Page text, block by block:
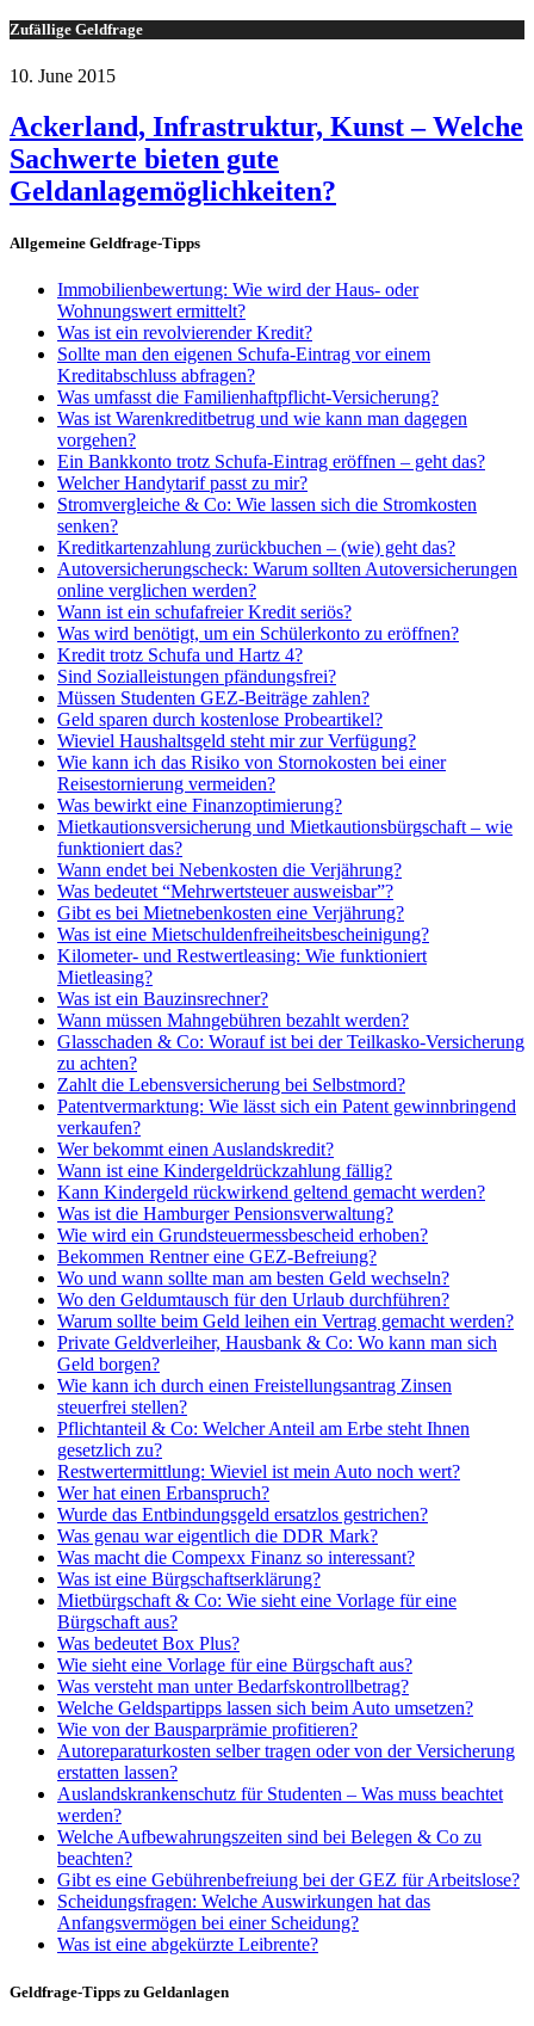
Zufällige Geldfrage
10. June 2015
Ackerland, Infrastruktur, Kunst – Welche
Sachwerte bieten gute
Geldanlagemöglichkeiten?
Allgemeine Geldfrage-Tipps
Immobilienbewertung: Wie wird der Haus- oder
Wohnungswert ermittelt?
Was ist ein revolvierender Kredit?
Sollte man den eigenen Schufa-Eintrag vor einem
Kreditabschluss abfragen?
Was umfasst die Familienhaftpflicht-Versicherung?
Was ist Warenkreditbetrug und wie kann man dagegen
vorgehen?
Ein Bankkonto trotz Schufa-Eintrag eröffnen – geht das?
Welcher Handytarif passt zu mir?
Stromvergleiche & Co: Wie lassen sich die Stromkosten
senken?
Kreditkartenzahlung zurückbuchen – (wie) geht das?
Autoversicherungscheck: Warum sollten Autoversicherungen
online verglichen werden?
Wann ist ein schufafreier Kredit seriös?
Was wird benötigt, um ein Schülerkonto zu eröffnen?
Kredit trotz Schufa und Hartz 4?
Sind Sozialleistungen pfändungsfrei?
Müssen Studenten GEZ-Beiträge zahlen?
Geld sparen durch kostenlose Probeartikel?
Wieviel Haushaltsgeld steht mir zur Verfügung?
Wie kann ich das Risiko von Stornokosten bei einer
Reisestornierung vermeiden?
Was bewirkt eine Finanzoptimierung?
Mietkautionsversicherung und Mietkautionsbürgschaft – wie
funktioniert das?
Wann endet bei Nebenkosten die Verjährung?
Was bedeutet “Mehrwertsteuer ausweisbar”?
Gibt es bei Mietnebenkosten eine Verjährung?
Was ist eine Mietschuldenfreiheitsbescheinigung?
Kilometer- und Restwertleasing: Wie funktioniert
Mietleasing?
Was ist ein Bauzinsrechner?
Wann müssen Mahngebühren bezahlt werden?
Glasschaden & Co: Worauf ist bei der Teilkasko-Versicherung
zu achten?
Zahlt die Lebensversicherung bei Selbstmord?
Patentvermarktung: Wie lässt sich ein Patent gewinnbringend
verkaufen?
Wer bekommt einen Auslandskredit?
Wann ist eine Kindergeldrückzahlung fällig?
Kann Kindergeld rückwirkend geltend gemacht werden?
Was ist die Hamburger Pensionsverwaltung?
Wie wird ein Grundsteuermessbescheid erhoben?
Bekommen Rentner eine GEZ-Befreiung?
Wo und wann sollte man am besten Geld wechseln?
Wo den Geldumtausch für den Urlaub durchführen?
Warum sollte beim Geld leihen ein Vertrag gemacht werden?
Private Geldverleiher, Hausbank & Co: Wo kann man sich
Geld borgen?
Wie kann ich durch einen Freistellungsantrag Zinsen
steuerfrei stellen?
Pflichtanteil & Co: Welcher Anteil am Erbe steht Ihnen
gesetzlich zu?
Restwertermittlung: Wieviel ist mein Auto noch wert?
Wer hat einen Erbanspruch?
Wurde das Entbindungsgeld ersatzlos gestrichen?
Was genau war eigentlich die DDR Mark?
Was macht die Compexx Finanz so interessant?
Was ist eine Bürgschaftserklärung?
Mietbürgschaft & Co: Wie sieht eine Vorlage für eine
Bürgschaft aus?
Was bedeutet Box Plus?
Wie sieht eine Vorlage für eine Bürgschaft aus?
Was versteht man unter Bedarfskontrollbetrag?
Welche Geldspartipps lassen sich beim Auto umsetzen?
Wie von der Bausparprämie profitieren?
Autoreparaturkosten selber tragen oder von der Versicherung
erstatten lassen?
Auslandskrankenschutz für Studenten – Was muss beachtet
werden?
Welche Aufbewahrungszeiten sind bei Belegen & Co zu
beachten?
Gibt es eine Gebührenbefreiung bei der GEZ für Arbeitslose?
Scheidungsfragen: Welche Auswirkungen hat das
Anfangsvermögen bei einer Scheidung?
Was ist eine abgekürzte Leibrente?
Geldfrage-Tipps zu Geldanlagen